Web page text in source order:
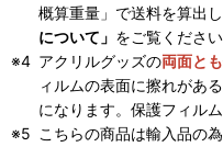
概算重量」で送料を算出
について」 をご覧ください
アクリルグッズの両面と
ィルムの表面に擦れがあ
になります。保護フィル
こちらの商品は輸入品の